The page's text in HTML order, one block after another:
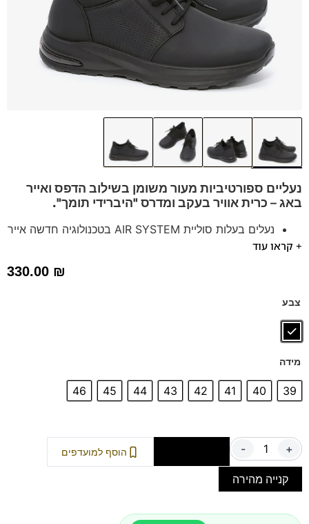
נעליים ספורטיביות מעור משומן בשילוב הדפס ואייר
באג – כרית אוויר בעקב ומדרס "היברידי תומך".
נעלים בעלות סוליית AIR SYSTEM בטכנולוגיה חדשה אייר
באג בולם זעזועים+ קראו עוד
330.00 ₪
צבע
מידה
39
40
41
42
43
44
45
46
- + הוסף למועדפים
קנייה מהירה